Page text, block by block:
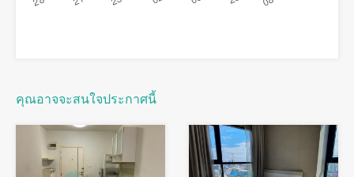
คุณอาจจะสนใจประกาศนี้